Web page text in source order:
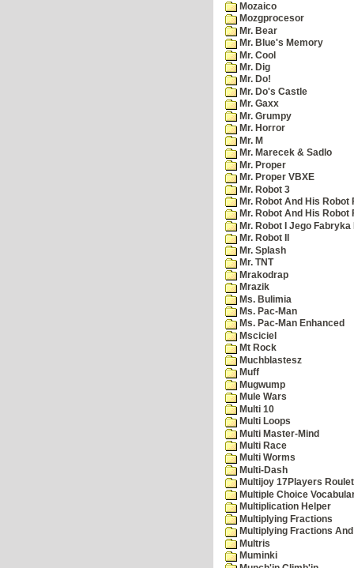
Mozaico
Mozgprocesor
Mr. Bear
Mr. Blue's Memory
Mr. Cool
Mr. Dig
Mr. Do!
Mr. Do's Castle
Mr. Gaxx
Mr. Grumpy
Mr. Horror
Mr. M
Mr. Marecek & Sadlo
Mr. Proper
Mr. Proper VBXE
Mr. Robot 3
Mr. Robot And His Robot
Mr. Robot And His
Mr. Robot I Jego Fabryka
Mr. Robot II
Mr. Splash
Mr. TNT
Mrakodrap
Mrazik
Ms. Bulimia
Ms. Pac-Man
Ms. Pac-Man Enhanced
Msciciel
Mt Rock
Muchblastesz
Muff
Mugwump
Mule Wars
Multi 10
Multi Loops
Multi Master-Mind
Multi Race
Multi Worms
Multi-Dash
Multijoy 17Players
Multiple Choice
Multiplication Helper
Multiplying Fractions
Multiplying Fractions
Multris
Muminki